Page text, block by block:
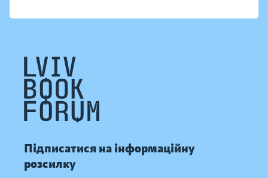
Підписатися на інформаційну
розсилку